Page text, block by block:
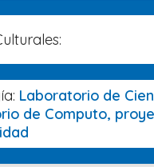
Laboratorio de
de Computo,